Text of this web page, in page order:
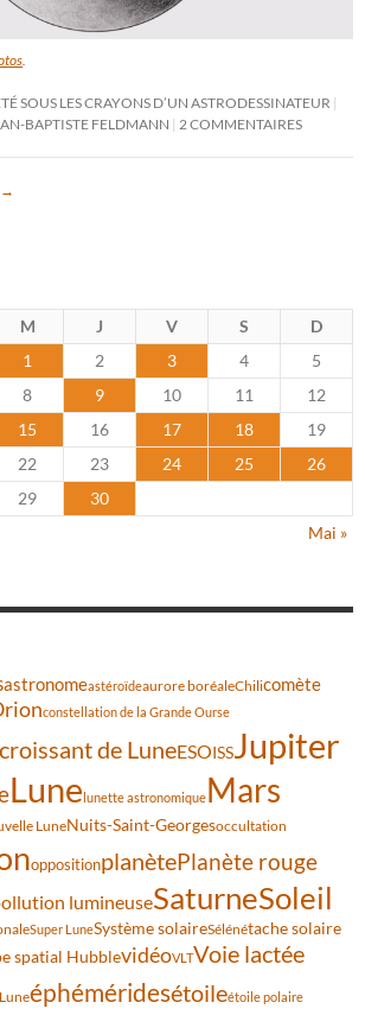
SOUS LES CRAYONS D’UN ASTRODESSINATEUR
BAPTISTE FELDMANN 2 COMMENTAIRES
→
M J V S
D
1
2 3 4
5
8 9 10 11
12
15 16 17 18
19
22 23 24 25
26
29
30
Mai »
astronomeastéroïdeaurore boréaleChilicomète
constellation de la Grande Ourse
croissant de LuneESOISSJupiter
Lunelunette astronomiqueMars
LuneNuits-Saint-Georgesoccultation
oppositionplanètePlanète rouge
lumineuseSaturneSoleil
Super LuneSystème solaireSélénétache solaire
spatial HubblevidéoVLTVoie lactée
éphéméridesétoileétoile polaire